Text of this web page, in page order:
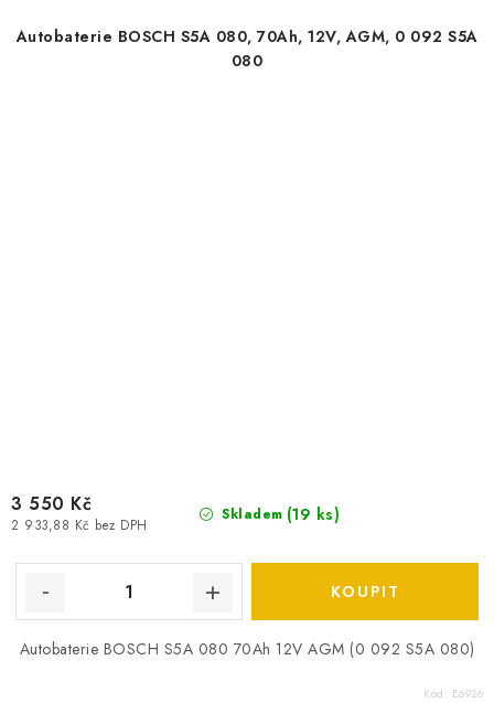
Autobaterie BOSCH S5A 080, 70Ah, 12V, AGM, 0 092 S5A
080
Skladem (19 ks)
2 933,88 Kč bez DPH
3 550 Kč
Autobaterie BOSCH S5A 080 70Ah 12V AGM (0 092 S5A 080)
Kód: E6926